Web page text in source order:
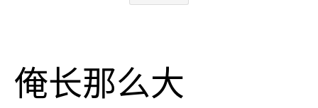
俺长那么大